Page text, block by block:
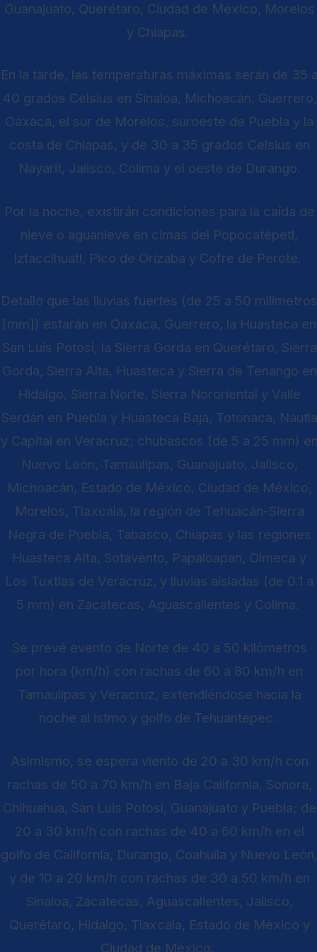
Guanajuato, Querétaro, Ciudad de México, Morelos
y Chiapas.
En la tarde, las temperaturas máximas serán de 35
40 grados Celsius en Sinaloa, Michoacán, Guerrero,
Oaxaca, el sur de Morelos, suroeste de Puebla y la
costa de Chiapas, y de 30 a 35 grados Celsius en
Nayarit, Jalisco, Colima y el oeste de Durango.
Por la noche, existirán condiciones para la caída de
nieve o aguanieve en cimas del Popocatépetl,
Iztaccíhuatl, Pico de Orizaba y Cofre de Perote.
Detalló que las lluvias fuertes (de 25 a 50 milímetros
[mm]) estarán en Oaxaca, Guerrero, la Huasteca en
San Luis Potosí, la Sierra Gorda en Querétaro, Sierra
Gorda, Sierra Alta, Huasteca y Sierra de Tenango en
Hidalgo, Sierra Norte, Sierra Nororiental y Valle
Serdán en Puebla y Huasteca Baja, Totonaca, Nautla
y Capital en Veracruz; chubascos (de 5 a 25 mm)
Nuevo León, Tamaulipas, Guanajuato, Jalisco,
Michoacán, Estado de México, Ciudad de México,
Morelos, Tlaxcala, la región de Tehuacán-Sierra
Negra de Puebla, Tabasco, Chiapas y las regiones
Huasteca Alta, Sotavento, Papaloapan, Olmeca y
Los Tuxtlas de Veracruz, y lluvias aisladas (de 0.1 a
5 mm) en Zacatecas, Aguascalientes y Colima.
Se prevé evento de Norte de 40 a 50 kilómetros
por hora (km/h) con rachas de 60 a 80 km/h en
Tamaulipas y Veracruz, extendiéndose hacia la
noche al istmo y golfo de Tehuantepec.
Asimismo, se espera viento de 20 a 30 km/h con
rachas de 50 a 70 km/h en Baja California, Sonora,
Chihuahua, San Luis Potosí, Guanajuato y Puebla; de
20 a 30 km/h con rachas de 40 a 60 km/h en el
golfo de California, Durango, Coahuila y Nuevo León,
y de 10 a 20 km/h con rachas de 30 a 50 km/h en
Sinaloa, Zacatecas, Aguascalientes, Jalisco,
Querétaro, Hidalgo, Tlaxcala, Estado de México y
Ciudad de México.